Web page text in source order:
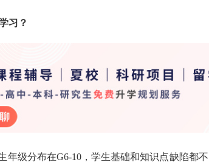
习？
年级分布在G6-10，学生基础和知识点缺陷都